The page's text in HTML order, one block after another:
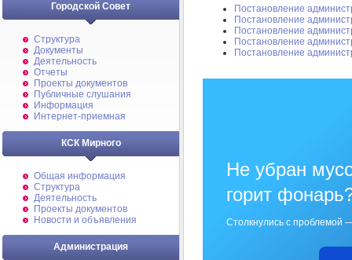
Городской Совет
Структура
Документы
Деятельность
Отчеты
Проекты документов
Публичные слушания
Информация
Интернет-приемная
КСК Мирного
Общая информация
Структура
Деятельность
Проекты документов
Новости и объявления
Администрация
Постановление
Постановление
Постановление
Постановление
Постановление
Не убран
горит
Столкнулись с проблемой